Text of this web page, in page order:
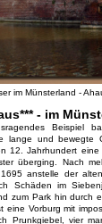
im Münsterland -
- im
Beispiel
lange und bewegte
12. Jahrhundert
überging. Nach
anstelle der
Schäden im
zum Park hin durch
eine Vorburg mit
Prunkgiebel, vier